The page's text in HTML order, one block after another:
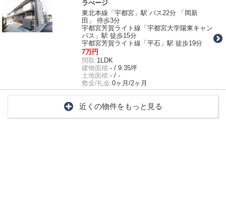
ラべージ
東北本線「宇都宮」駅 バス22分 「岡新
田」 停歩3分
宇都宮芳賀ライト線「宇都宮大学陽東キャン
パス」駅 徒歩15分
宇都宮芳賀ライト線「平石」駅 徒歩19分
7万円
間取:1LDK
建物面積:- / 9.35坪
土地面積:- / -
敷金/礼金:0ヶ月/2ヶ月
近くの物件をもっと見る